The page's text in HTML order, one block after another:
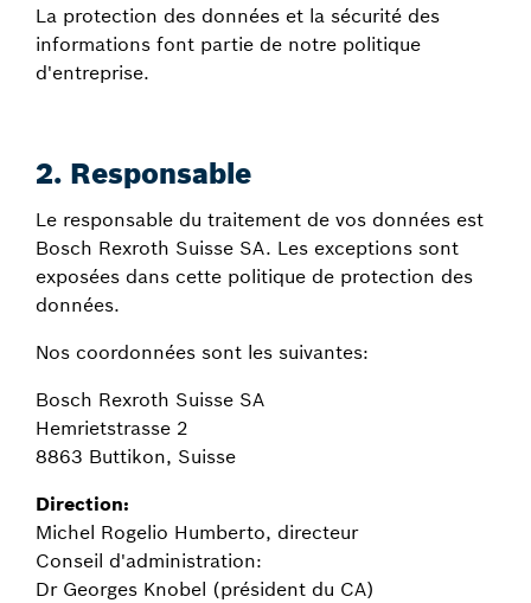
La protection des données et la sécurité des
informations font partie de notre politique
d'entreprise.
2. Responsable
Le responsable du traitement de vos données est
Bosch Rexroth Suisse SA. Les exceptions sont
exposées dans cette politique de protection des
données.
Nos coordonnées sont les suivantes:
Bosch Rexroth Suisse SA
Hemrietstrasse 2
8863 Buttikon, Suisse
Direction:
Michel Rogelio Humberto, directeur
Conseil d'administration:
Dr Georges Knobel (président du CA)